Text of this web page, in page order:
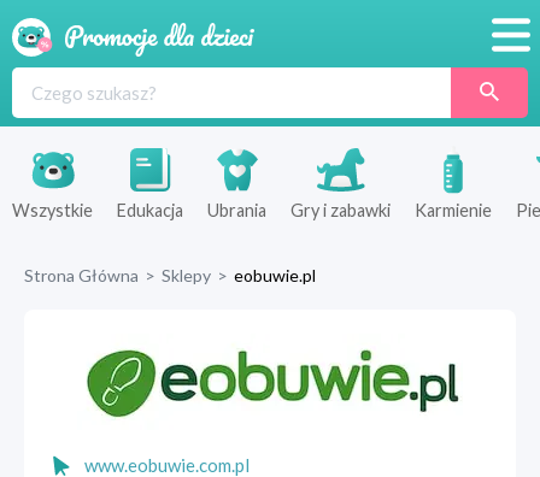
Produkty
Sklepy
Wszystkie Edukacja Ubrania Gry i zabawki Karmienie
Strona Główna > Sklepy > eobuwie.pl
www.eobuwie.com.pl